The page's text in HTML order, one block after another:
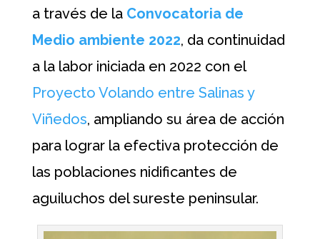
a través de la Convocatoria de
Medio ambiente 2022, da continuidad
a la labor iniciada en 2022 con el
Proyecto Volando entre Salinas y
Viñedos, ampliando su área de acción
para lograr la efectiva protección de
las poblaciones nidificantes de
aguiluchos del sureste peninsular.